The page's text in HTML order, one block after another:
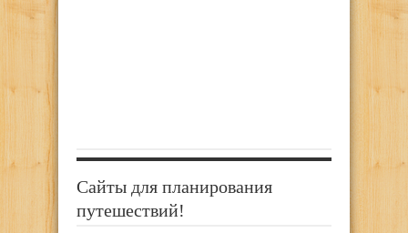
Сайты для планирования
путешествий!